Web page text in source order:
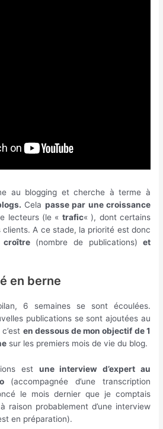
au blogging et cherche à terme à
Cela passe par une croissance
lecteurs (le « trafic« ), dont certains
A ce stade, la priorité est donc
croître (nombre de publications) et
en berne
6 semaines se sont écoulées.
publications se sont ajoutées au
en dessous de mon objectif de 1
sur les premiers mois de vie du blog.
est une interview d’expert au
(accompagnée d’une transcription
le mois dernier que je comptais
raison probablement d’une interview
en préparation).